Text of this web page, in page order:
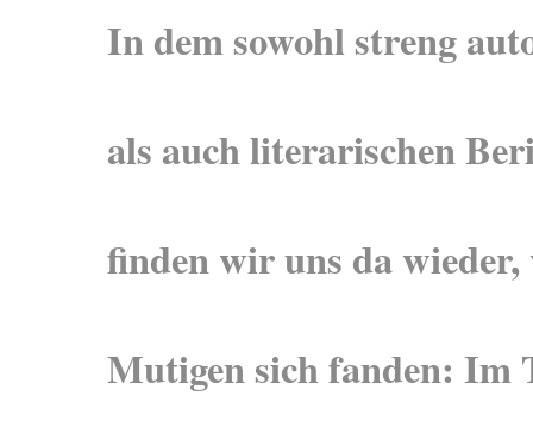
In dem sowohl streng
als auch literarischen
finden wir uns da wieder,
Mutigen sich fanden: Im